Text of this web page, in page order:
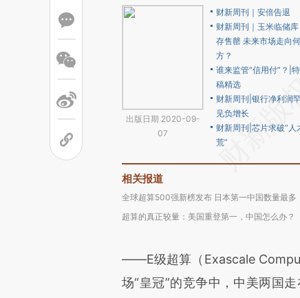
出版日期 2020-09-
07
财新周刊｜安倍告退
财新周刊｜玉米临储库
存售罄 未来市场走向何
方？
谁来监管“信用付”？|特
稿精选
财新周刊|银行净利润
见负增长
财新周刊|芯片求破“人
荒”
相关报道
全球超算500强新榜发布 日本第一中国数量最多
超算的真正较量：美国重登第一，中国怎么办？
——E级超算（Exascale
场“皇冠”的竞争中，中美两国